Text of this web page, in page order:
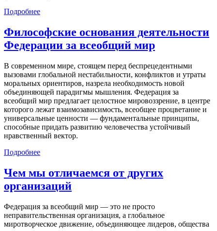
Подробнее
Философские основания деятельности
Федерации за всеобщий мир
В современном мире, стоящем перед беспрецедентными
вызовами глобальной нестабильности, конфликтов и утраты
моральных ориентиров, назрела необходимость новой
объединяющей парадигмы мышления. Федерация за
всеобщий мир предлагает целостное мировоззрение, в центре
которого лежат взаимозависимость, всеобщее процветание и
универсальные ценности — фундаментальные принципы,
способные придать развитию человечества устойчивый
нравственный вектор.
Подробнее
Чем мы отличаемся от других
организаций
Федерация за всеобщий мир — это не просто
неправительственная организация, а глобальное
миротворческое движение, объединяющее лидеров, общества